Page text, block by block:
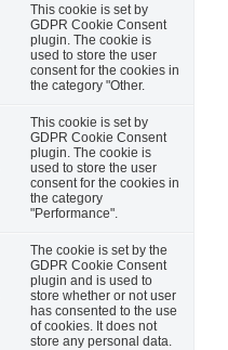
This cookie is set by
GDPR Cookie Consent
plugin. The cookie is
used to store the user
consent for the cookies in
the category "Other.
This cookie is set by
GDPR Cookie Consent
plugin. The cookie is
used to store the user
consent for the cookies in
the category
"Performance".
The cookie is set by the
GDPR Cookie Consent
plugin and is used to
store whether or not user
has consented to the use
of cookies. It does not
store any personal data.